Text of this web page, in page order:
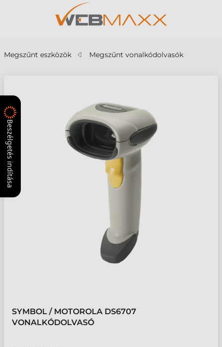
Megszűnt eszközök Megszűnt vonalkódolvasók
SYMBOL / MOTOROLA DS6707
VONALKÓDOLVASÓ
Beszélgetés indítása